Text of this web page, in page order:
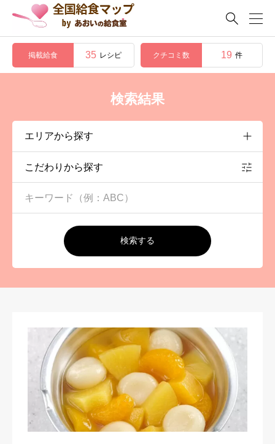

掲載給食 35 レシピ クチコミ数 19 件
検索結果
こだわりから探す
検索する